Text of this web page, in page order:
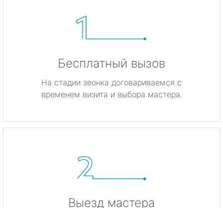
Бесплатный вызов
На стадии звонка договариваемся с
временем визита и выбора мастера.
Выезд мастера